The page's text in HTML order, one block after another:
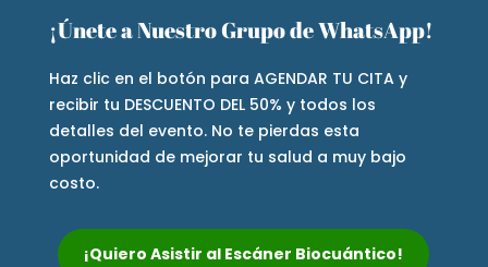
¡Únete a Nuestro Grupo de WhatsApp!
Haz clic en el botón para AGENDAR TU CITA y
recibir tu DESCUENTO DEL 50% y todos los
detalles del evento. No te pierdas esta
oportunidad de mejorar tu salud a muy bajo
costo.
¡Quiero Asistir al Escáner Biocuántico!